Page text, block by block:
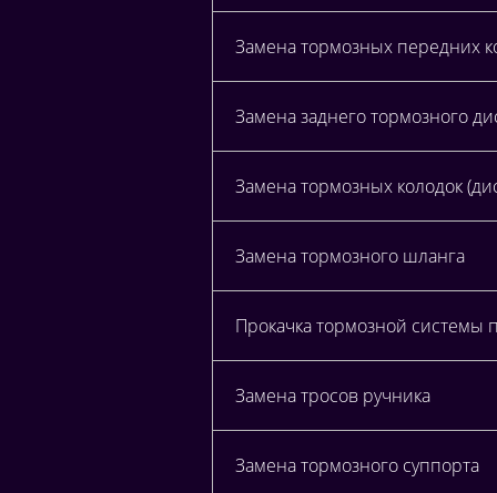
Замена тормозных передних
Замена заднего тормозного
Замена тормозных колодок
Замена тормозного шланга
Прокачка тормозной системы
Замена тросов ручника
Замена тормозного суппорта